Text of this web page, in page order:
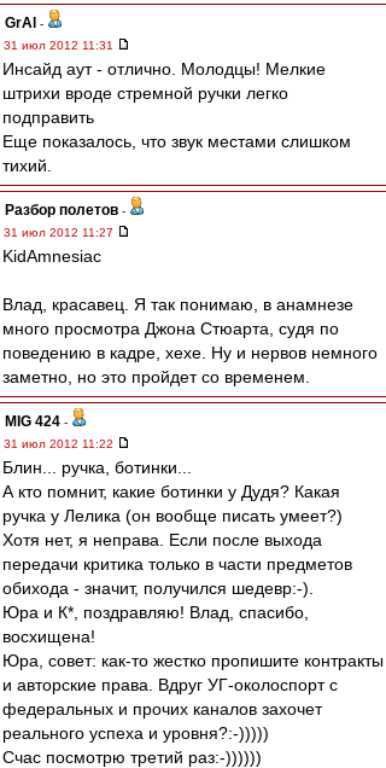
GrAl -
31 июл 2012 11:31
Инсайд аут - отлично. Молодцы! Мелкие
штрихи вроде стремной ручки легко
подправить
Еще показалось, что звук местами слишком
тихий.
Разбор полетов -
31 июл 2012 11:27
KidAmnesiac
Влад, красавец. Я так понимаю, в анамнезе
много просмотра Джона Стюарта, судя по
поведению в кадре, хехе. Ну и нервов немного
заметно, но это пройдет со временем.
MIG 424 -
31 июл 2012 11:22
Блин... ручка, ботинки...
А кто помнит, какие ботинки у Дудя? Какая
ручка у Лелика (он вообще писать умеет?)
Хотя нет, я неправа. Если после выхода
передачи критика только в части предметов
обихода - значит, получился шедевр:-).
Юра и К*, поздравляю! Влад, спасибо,
восхищена!
Юра, совет: как-то жестко пропишите контракты
и авторские права. Вдруг УГ-околоспорт с
федеральных и прочих каналов захочет
реального успеха и уровня?:-)))))
Счас посмотрю третий раз:-))))))